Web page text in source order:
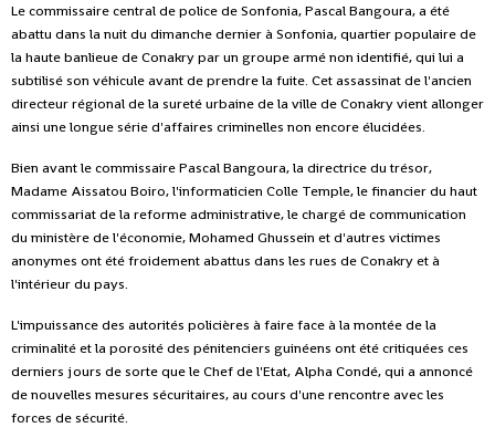
Le commissaire central de police de Sonfonia, Pascal Bangoura, a été
abattu dans la nuit du dimanche dernier à Sonfonia, quartier populaire de
la haute banlieue de Conakry par un groupe armé non identifié, qui lui a
subtilisé son véhicule avant de prendre la fuite. Cet assassinat de l'ancien
directeur régional de la sureté urbaine de la ville de Conakry vient allonger
ainsi une longue série d'affaires criminelles non encore élucidées.
Bien avant le commissaire Pascal Bangoura, la directrice du trésor,
Madame Aissatou Boiro, l'informaticien Colle Temple, le financier du haut
commissariat de la reforme administrative, le chargé de communication
du ministère de l'économie, Mohamed Ghussein et d'autres victimes
anonymes ont été froidement abattus dans les rues de Conakry et à
l'intérieur du pays.
L'impuissance des autorités policières à faire face à la montée de la
criminalité et la porosité des pénitenciers guinéens ont été critiquées ces
derniers jours de sorte que le Chef de l'Etat, Alpha Condé, qui a annoncé
de nouvelles mesures sécuritaires, au cours d'une rencontre avec les
forces de sécurité.